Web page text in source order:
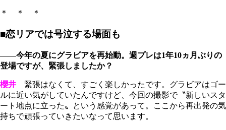
＊ ＊ ＊
■恋リアでは号泣する場面も
――今年の夏にグラビアを再始動。週プレは1年10ヵ月ぶりの
登場ですが、緊張しましたか？
櫻井 緊張はなくて、すごく楽しかったです。グラビアはゴー
ルに近い気がしていたんですけど、今回の撮影で〝新しいスタ
ート地点に立った〟という感覚があって。ここから再出発の気
持ちで頑張っていきたいなって思います。